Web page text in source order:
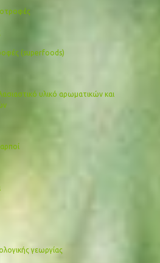
(superfoods)
υλικό αρωματικών και
γεωργίας